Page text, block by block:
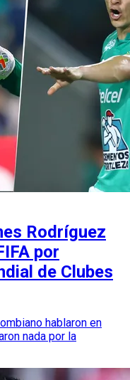
Rodríguez
por
de Clubes
hablaron en
nada por la